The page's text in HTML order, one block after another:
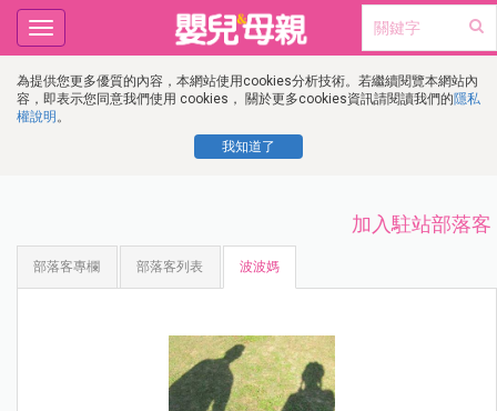
為提供您更多優質的內容，本網站使用cookies分析技術。若繼續閱覽本網站內
容，即表示您同意我們使用 cookies， 關於更多cookies資訊請閱讀我們的隱私
權說明 。
我知道了
Toggle
navigation
加入駐站部落客
部落客專欄 部落客列表 波波媽